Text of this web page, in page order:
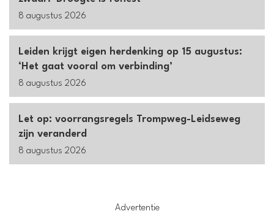
8 augustus 2026
Leiden krijgt eigen herdenking op 15 augustus:
‘Het gaat vooral om verbinding’
8 augustus 2026
Let op: voorrangsregels Trompweg-Leidseweg
zijn veranderd
8 augustus 2026
Advertentie